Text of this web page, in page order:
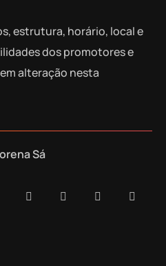
estrutura, horário, local e
dos promotores e
alteração nesta
Sá